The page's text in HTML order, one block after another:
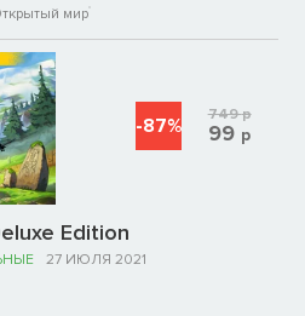
мир
Edition
27 ИЮЛЯ 2021
-87% 749р
99 р